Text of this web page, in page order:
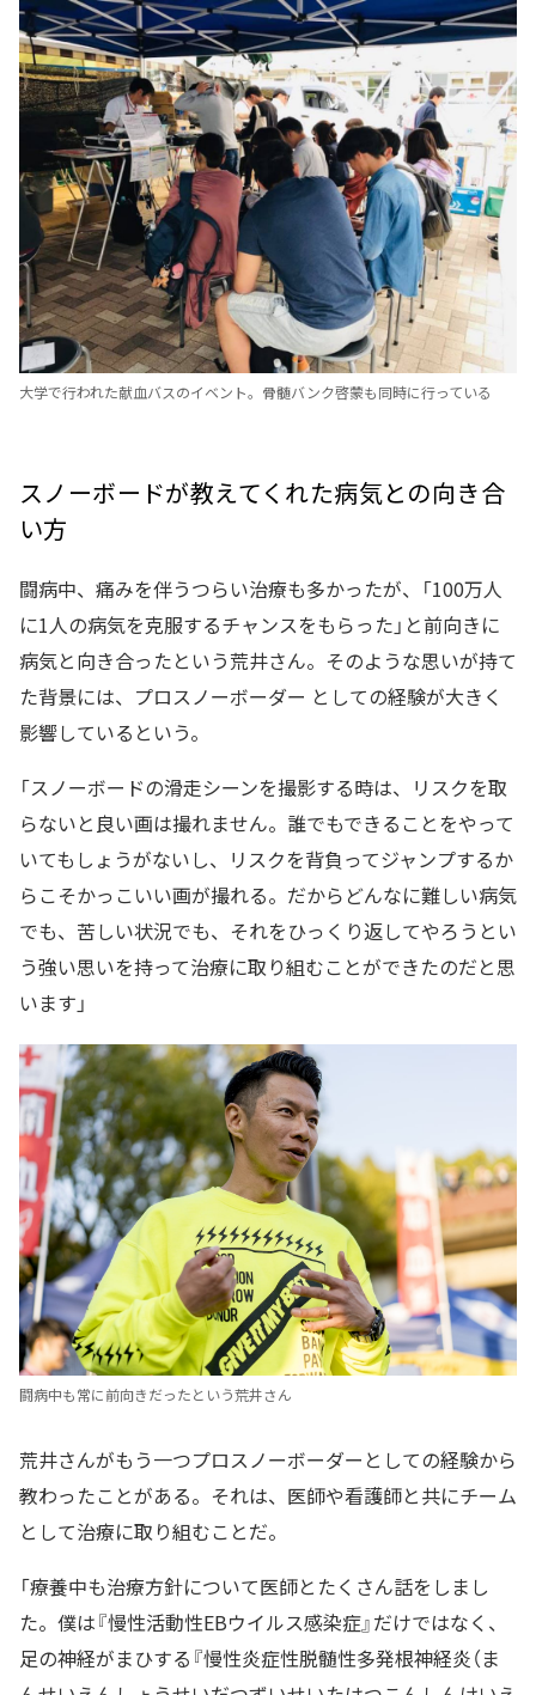
大学で行われた献血バスのイベント。骨髄バンク啓蒙も同時に行っている
スノーボードが教えてくれた病気との向き合
い方
闘病中、痛みを伴うつらい治療も多かったが、「100万人
に1人の病気を克服するチャンスをもらった」と前向きに
病気と向き合ったという荒井さん。そのような思いが持て
た背景には、プロスノーボーダー としての経験が大きく
影響しているという。
「スノーボードの滑走シーンを撮影する時は、リスクを取
らないと良い画は撮れません。誰でもできることをやって
いてもしょうがないし、リスクを背負ってジャンプするか
らこそかっこいい画が撮れる。だからどんなに難しい病気
でも、苦しい状況でも、それをひっくり返してやろうとい
う強い思いを持って治療に取り組むことができたのだと思
います」
闘病中も常に前向きだったという荒井さん
荒井さんがもう一つプロスノーボーダーとしての経験から
教わったことがある。それは、医師や看護師と共にチーム
として治療に取り組むことだ。
「療養中も治療方針について医師とたくさん話をしまし
た。僕は『慢性活動性EBウイルス感染症』だけではなく、
足の神経がまひする『慢性炎症性脱髄性多発根神経炎（ま